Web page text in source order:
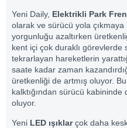
Yeni Daily, Elektrikli Park
olarak ve sürücü yola
yorgunluğu azaltırken
kent içi çok duraklı görevlerde
tekrarlayan hareketlerin
saate kadar zaman
üretkenliği de artmış oluyor.
kalktığından sürücü kabininde
oluyor.
Yeni LED ışıklarçok daha